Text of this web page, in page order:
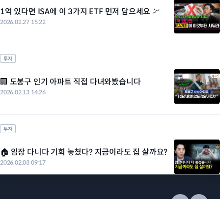
1억 있다면 ISA에 이 3가지 ETF 먼저 담으세요 💹
2026.02.27 15:22
투자
🏢 도봉구 인기 아파트 직접 다녀와봤습니다
2026.02.13 14:26
투자
🏠 임장 다니다 기회 놓쳤다? 지금이라도 집 살까요?
2026.02.03 09:17